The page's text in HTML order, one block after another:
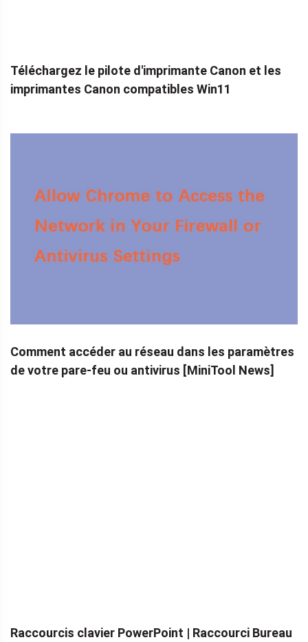
Téléchargez le pilote d'imprimante Canon et les
imprimantes Canon compatibles Win11
Comment accéder au réseau dans les paramètres
de votre pare-feu ou antivirus [MiniTool News]
Raccourcis clavier PowerPoint | Raccourci Bureau